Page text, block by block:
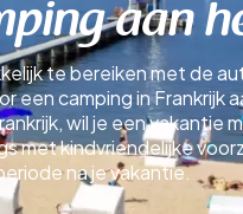
aan
te bereiken met de
een camping in Frankrijk
wil je een vakantie
met kindvriendelijke
na je vakantie.